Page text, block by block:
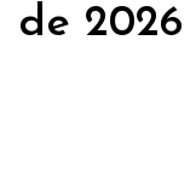
de 2026